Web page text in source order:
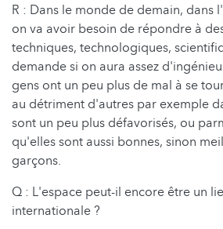
R : Dans le monde de demain, dans
on va avoir besoin de répondre à
techniques, technologiques,
demande si on aura assez
gens ont un peu plus de mal à se
au détriment d'autres par exemple
sont un peu plus défavorisés, ou
qu'elles sont aussi bonnes, sinon
garçons.
Q : L'espace peut-il encore être un
internationale ?